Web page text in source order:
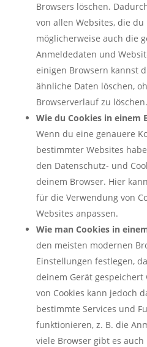
Browsers löschen.
von allen Websites, die
möglicherweise auch die
Anmeldedaten und
einigen Browsern kannst
ähnliche Daten löschen,
Browserverlauf zu löschen.
Wie du Cookies in einem
Wenn du eine genauere
bestimmter Websites
den Datenschutz- und
deinem Browser. Hier
für die Verwendung von
Websites anpassen.
Wie man Cookies in
den meisten modernen
Einstellungen festlegen,
deinem Gerät gespeichert
von Cookies kann jedoch
bestimmte Services und
funktionieren, z. B. die
viele Browser gibt es